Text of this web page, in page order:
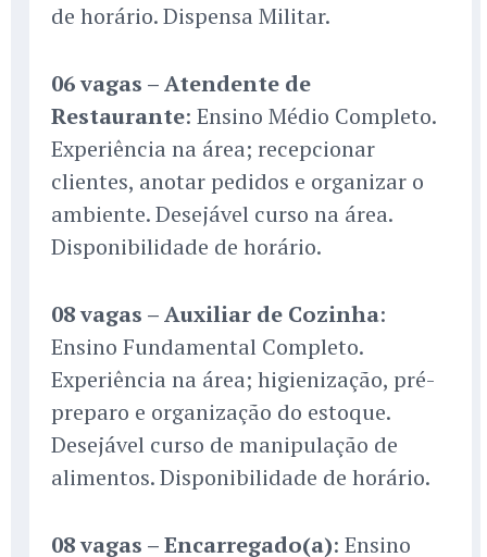
de horário. Dispensa Militar.
06 vagas – Atendente de
Restaurante: Ensino Médio Completo.
Experiência na área; recepcionar
clientes, anotar pedidos e organizar o
ambiente. Desejável curso na área.
Disponibilidade de horário.
08 vagas – Auxiliar de Cozinha:
Ensino Fundamental Completo.
Experiência na área; higienização, pré-
preparo e organização do estoque.
Desejável curso de manipulação de
alimentos. Disponibilidade de horário.
08 vagas – Encarregado(a): Ensino